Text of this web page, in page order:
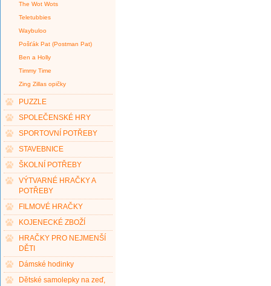
The Wot Wots
Teletubbies
Waybuloo
Pošťák Pat (Postman Pat)
Ben a Holly
Timmy Time
Zing Zillas opičky
PUZZLE
SPOLEČENSKÉ HRY
SPORTOVNÍ POTŘEBY
STAVEBNICE
ŠKOLNÍ POTŘEBY
VÝTVARNÉ HRAČKY A
POTŘEBY
FILMOVÉ HRAČKY
KOJENECKÉ ZBOŽÍ
HRAČKY PRO NEJMENŠÍ
DĚTI
Dámské hodinky
Dětské samolepky na zeď,